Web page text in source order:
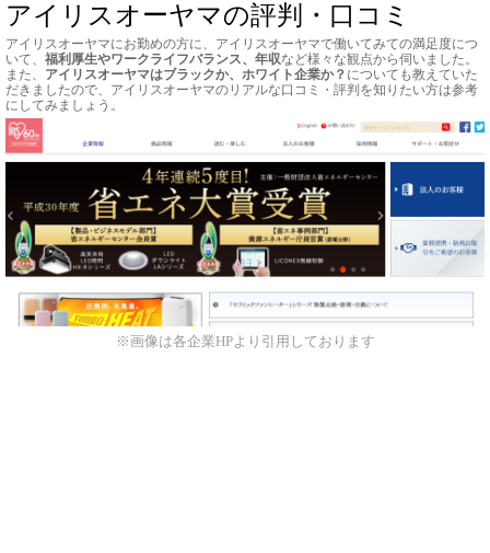
アイリスオーヤマの評判・口コミ
アイリスオーヤマにお勤めの方に、アイリスオーヤマで働いてみての満足度につ
いて、 福利厚生やワークライフバランス、年収など様々な観点から伺いました。
また、 アイリスオーヤマはブラックか、ホワイト企業か？ についても教えていた
だきましたので、アイリスオーヤマのリアルな口コミ・評判を知りたい方は参考
にしてみましょう。
※画像は各企業HPより引用しております